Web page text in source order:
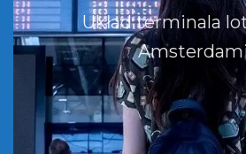
Układ terminala